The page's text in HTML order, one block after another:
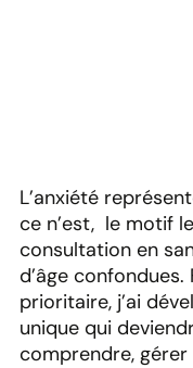
L’anxiété
ce n’est, le motif
consultation en
d’âge
prioritaire, j’ai
unique qui
comprendre,